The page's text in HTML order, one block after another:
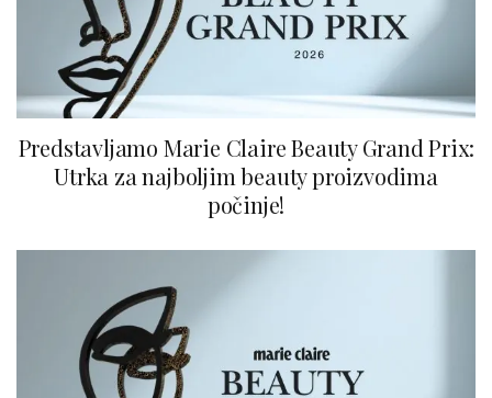
Predstavljamo Marie Claire Beauty Grand Prix:
Utrka za najboljim beauty proizvodima
počinje!